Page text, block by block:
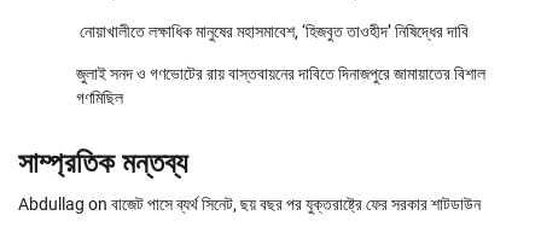
নোয়াখালীতে লক্ষাধিক মানুষের মহাসমাবেশ, ‘হিজবুত তাওহীদ’ নিষিদ্ধের দাবি
জুলাই সনদ ও গণভোটের রায় বাস্তবায়নের দাবিতে দিনাজপুরে জামায়াতের বিশাল
গণমিছিল
সাম্প্রতিক মন্তব্য
Abdullag on বাজেট পাসে ব্যর্থ সিনেট, ছয় বছর পর যুক্তরাষ্ট্রে ফের সরকার শাটডাউন